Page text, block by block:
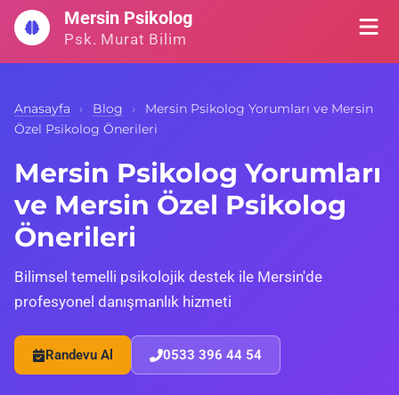
İçeriğe
geç
Mersin Psikolog
Psk. Murat Bilim
Anasayfa › Blog ›
Mersin Psikolog Yorumları ve Mersin
Özel Psikolog Önerileri
Mersin Psikolog Yorumları
ve Mersin Özel Psikolog
Önerileri
Bilimsel temelli psikolojik destek ile Mersin'de
profesyonel danışmanlık hizmeti
Randevu Al 0533 396 44 54